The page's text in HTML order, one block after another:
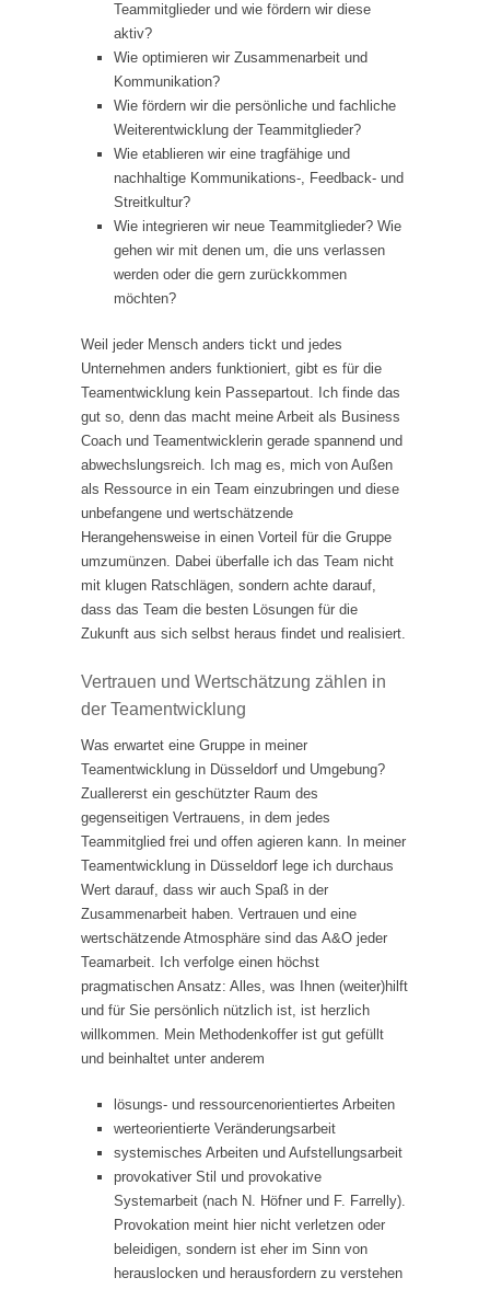
Teammitglieder und wie fördern wir diese
aktiv?
Wie optimieren wir Zusammenarbeit und
Kommunikation?
Wie fördern wir die persönliche und fachliche
Weiterentwicklung der Teammitglieder?
Wie etablieren wir eine tragfähige und
nachhaltige Kommunikations-, Feedback- und
Streitkultur?
Wie integrieren wir neue Teammitglieder? Wie
gehen wir mit denen um, die uns verlassen
werden oder die gern zurückkommen
möchten?
Weil jeder Mensch anders tickt und jedes
Unternehmen anders funktioniert, gibt es für die
Teamentwicklung kein Passepartout. Ich finde das
gut so, denn das macht meine Arbeit als Business
Coach und Teamentwicklerin gerade spannend und
abwechslungsreich. Ich mag es, mich von Außen
als Ressource in ein Team einzubringen und diese
unbefangene und wertschätzende
Herangehensweise in einen Vorteil für die Gruppe
umzumünzen. Dabei überfalle ich das Team nicht
mit klugen Ratschlägen, sondern achte darauf,
dass das Team die besten Lösungen für die
Zukunft aus sich selbst heraus findet und realisiert.
Vertrauen und Wertschätzung zählen in
der Teamentwicklung
Was erwartet eine Gruppe in meiner
Teamentwicklung in Düsseldorf und Umgebung?
Zuallererst ein geschützter Raum des
gegenseitigen Vertrauens, in dem jedes
Teammitglied frei und offen agieren kann. In meiner
Teamentwicklung in Düsseldorf lege ich durchaus
Wert darauf, dass wir auch Spaß in der
Zusammenarbeit haben. Vertrauen und eine
wertschätzende Atmosphäre sind das A&O jeder
Teamarbeit. Ich verfolge einen höchst
pragmatischen Ansatz: Alles, was Ihnen (weiter)hilft
und für Sie persönlich nützlich ist, ist herzlich
willkommen. Mein Methodenkoffer ist gut gefüllt
und beinhaltet unter anderem
lösungs- und ressourcenorientiertes Arbeiten
werteorientierte Veränderungsarbeit
systemisches Arbeiten und Aufstellungsarbeit
provokativer Stil und provokative
Systemarbeit (nach N. Höfner und F. Farrelly).
Provokation meint hier nicht verletzen oder
beleidigen, sondern ist eher im Sinn von
herauslocken und herausfordern zu verstehen